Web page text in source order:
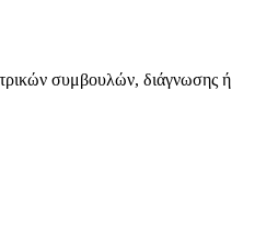
συμβουλών, διάγνωσης ή